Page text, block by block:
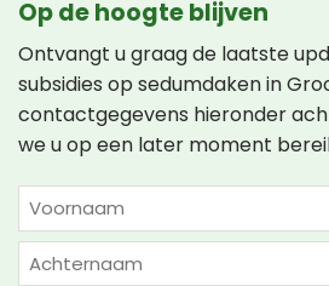
Op de hoogte blijven
Ontvangt u graag de laatste
subsidies op sedumdaken in
contactgegevens hieronder
we u op een later moment
NAAM
(VEREIST)
Voornaam